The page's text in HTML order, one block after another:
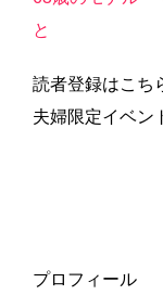
と
読者登録はこ
夫婦限定イ
プロフィール